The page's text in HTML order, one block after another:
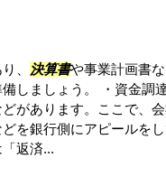
、 決算書や事業計画書
しましょう。 ・資金調
があります。ここで、
を銀行側にアピールを
返済...